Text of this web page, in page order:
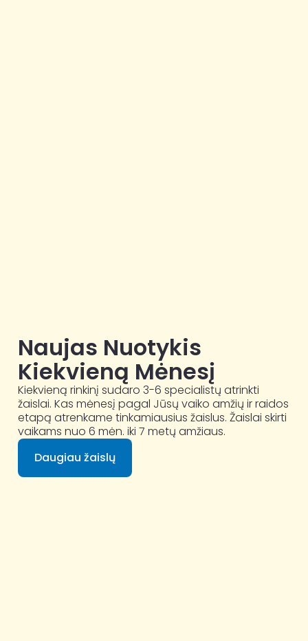
Naujas Nuotykis
Kiekvieną Mėnesį
Kiekvieną rinkinį sudaro 3-6 specialistų atrinkti
žaislai. Kas mėnesį pagal Jūsų vaiko amžių ir raidos
etapą atrenkame tinkamiausius žaislus. Žaislai skirti
vaikams nuo 6 mėn. iki 7 metų amžiaus.
Daugiau žaislų